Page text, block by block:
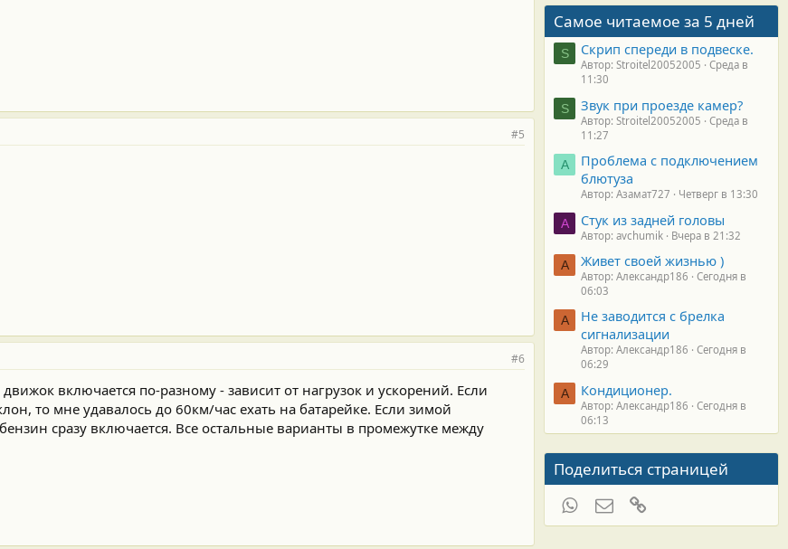
#5
#6
включается по-разному - зависит от нагрузок и ускорений. Если
то мне удавалось до 60км/час ехать на батарейке. Если зимой
сразу включается. Все остальные варианты в промежутке между
Самое читаемое за 5 дней
S Скрип спереди в подвеске.
Автор: Stroitel20052005
Среда в
11:30
S Звук при проезде камер?
Автор: Stroitel20052005
Среда в
11:27
А
Проблема с подключением
блютуза
Автор: Азамат727 Четверг в 13:30
A Стук из задней головы
Автор: avchumik Вчера в 21:32
А Живет своей жизнью )
Автор: Александр186
Сегодня в
06:03
А
Не заводится с брелка
сигнализации
Автор: Александр186
Сегодня в
06:29
А Кондиционер.
Автор: Александр186
Сегодня в
06:13
Поделиться страницей
WhatsAppЭлектронная почта